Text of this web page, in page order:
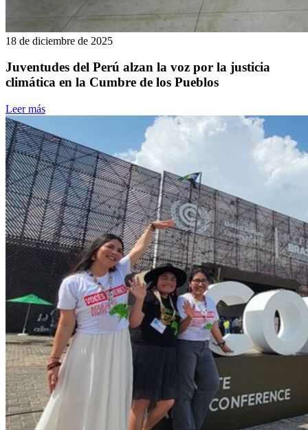
18 de diciembre de 2025
Juventudes del Perú alzan la voz por la justicia
climática en la Cumbre de los Pueblos
Leer más